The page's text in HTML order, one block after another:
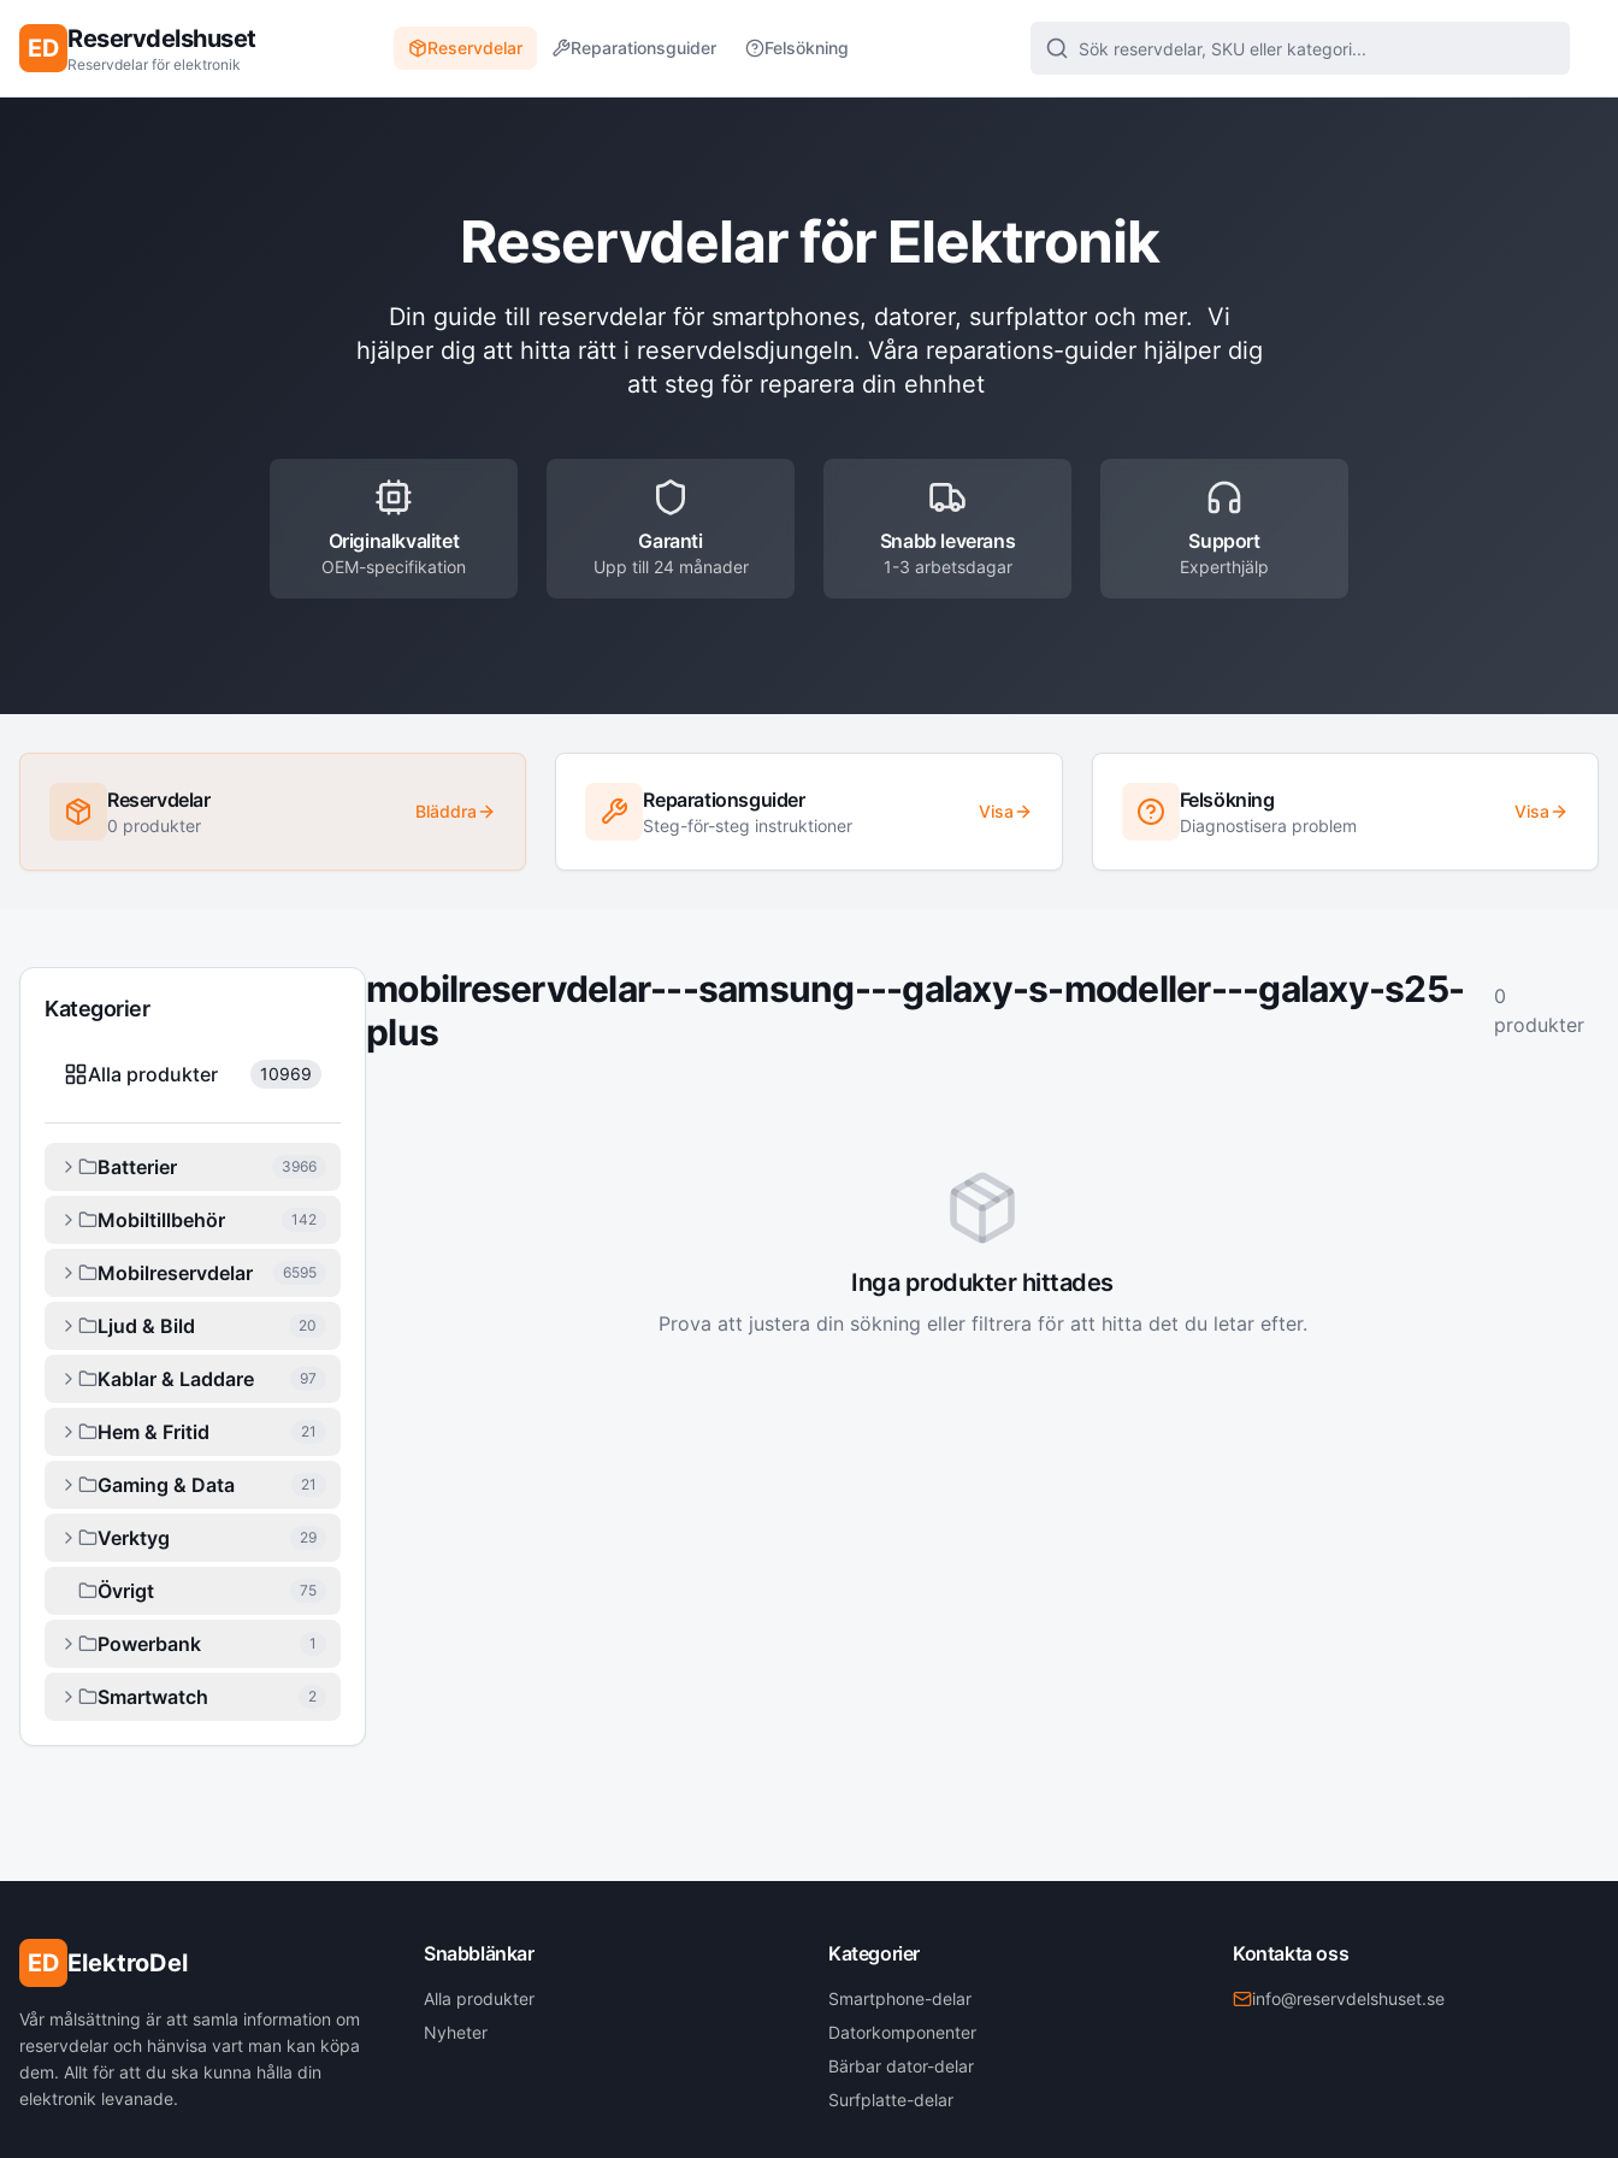
ED Reservdelshuset
Reservdelar för elektronik
Reservdelar Reparationsguider Felsökning
Reservdelar för Elektronik
Din guide till reservdelar för smartphones, datorer, surfplattor och mer. Vi
hjälper dig att hitta rätt i reservdelsdjungeln. Våra reparations-guider hjälper dig
att steg för reparera din ehnhet
Originalkvalitet
OEM-specifikation
Garanti
Upp till 24 månader
Snabb leverans
1-3 arbetsdagar
Support
Experthjälp
Reservdelar
0 produkter
Bläddra Reparationsguider
Steg-för-steg instruktioner
Visa Felsökning
Diagnostisera problem
Visa
Kategorier
Alla produkter 10969
Batterier 3966
Mobiltillbehör 142
Mobilreservdelar 6595
Ljud & Bild 20
Kablar & Laddare 97
Hem & Fritid 21
Gaming & Data 21
Verktyg 29
Övrigt 75
Powerbank 1
Smartwatch 2
mobilreservdelar---samsung---galaxy-s-modeller---galaxy-s25-
plus
0
produkter
Inga produkter hittades
Prova att justera din sökning eller filtrera för att hitta det du letar efter.
ED ElektroDel
Vår målsättning är att samla information om
reservdelar och hänvisa vart man kan köpa
dem. Allt för att du ska kunna hålla din
elektronik levanade.
Snabblänkar
Alla produkter
Nyheter
Kategorier
Smartphone-delar
Datorkomponenter
Bärbar dator-delar
Surfplatte-delar
Kontakta oss
info@reservdelshuset.se